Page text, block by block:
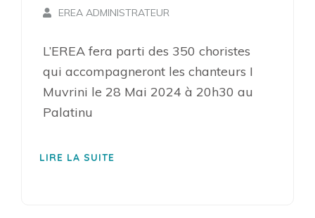
EREA ADMINISTRATEUR
L’EREA fera parti des 350 choristes
qui accompagneront les chanteurs I
Muvrini le 28 Mai 2024 à 20h30 au
Palatinu
LIRE LA SUITE